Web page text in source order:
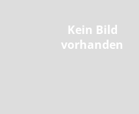
Kein Bild
vorhanden